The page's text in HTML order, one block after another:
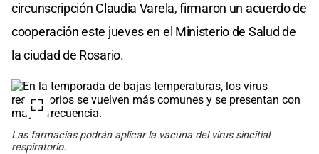
circunscripción Claudia Varela, firmaron un acuerdo de
cooperación este jueves en el Ministerio de Salud de
la ciudad de Rosario.
Las farmacias podrán aplicar la vacuna del virus sincitial
respiratorio.